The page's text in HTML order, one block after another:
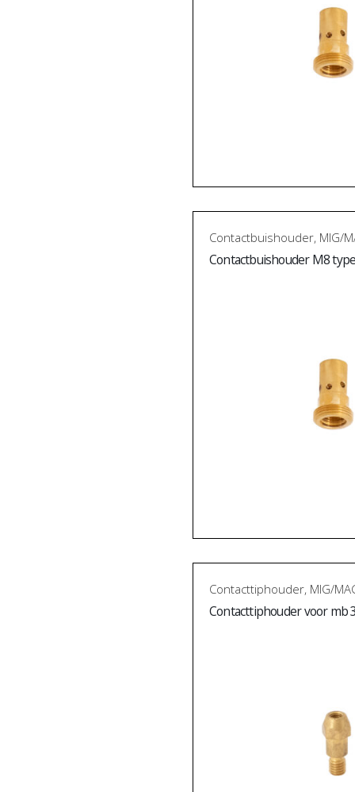
Contactbuishouder, MIG/
Contactbuishouder M8
Contacttiphouder, MIG/
Contacttiphouder voor mb